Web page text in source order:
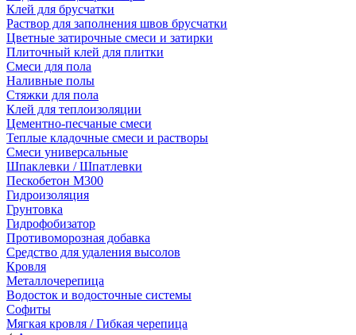
Клей для брусчатки
Раствор для заполнения швов брусчатки
Цветные затирочные смеси и затирки
Плиточный клей для плитки
Смеси для пола
Наливные полы
Стяжки для пола
Клей для теплоизоляции
Цементно-песчаные смеси
Теплые кладочные смеси и растворы
Смеси универсальные
Шпаклевки / Шпатлевки
Пескобетон М300
Гидроизоляция
Грунтовка
Гидрофобизатор
Противоморозная добавка
Средство для удаления высолов
Кровля
Металлочерепица
Водосток и водосточные системы
Софиты
Мягкая кровля / Гибкая черепица